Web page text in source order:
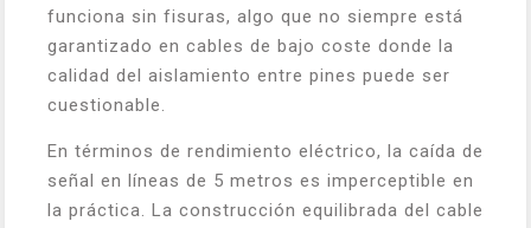
funciona sin fisuras, algo que no siempre está
garantizado en cables de bajo coste donde la
calidad del aislamiento entre pines puede ser
cuestionable.
En términos de rendimiento eléctrico, la caída de
señal en líneas de 5 metros es imperceptible en
la práctica. La construcción equilibrada del cable